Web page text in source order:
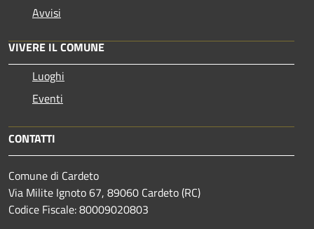
Avvisi
VIVERE IL COMUNE
Luoghi
Eventi
CONTATTI
Comune di Cardeto
Via Milite Ignoto 67, 89060 Cardeto (RC)
Codice Fiscale: 80009020803